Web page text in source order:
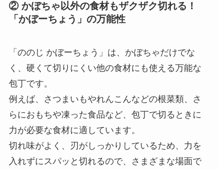
② かぼちゃ以外の食材もザクザク切れる！
「かぼーちょう」の万能性
「ののじ かぼーちょう」は、かぼちゃだけでな
く、硬くて切りにくい他の食材にも使える万能な
包丁です。
例えば、さつまいもやれんこんなどの根菜類、さ
らにおもちや凍った食品など、包丁で切るときに
力が必要な食材に適しています。
切れ味がよく、刃がしっかりしているため、力を
入れずにスパッと切れるので、さまざまな場面で